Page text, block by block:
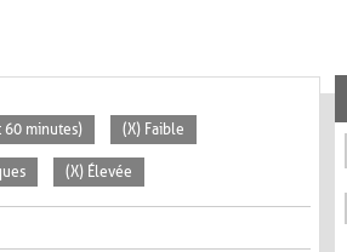
60 minutes) (X) Faible
(X) Élevée